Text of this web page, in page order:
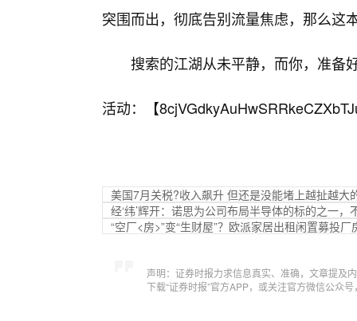
突围而出，彻底告别流量焦虑，那么这
搜索的江湖从未平静，而你，准备
活动：【
美国7月关税?收入飙升 但还是没能堵上越扯越大
经‘纬’辉开：诺思为公司布局半导体的标的之一，
“空厂<房>”变“生财屋”？欧派家居出租闲置募投厂
声明：证券时报力求信息真实、准确，文章提及
下载“证券时报”官方APP，或关注官方微信公众